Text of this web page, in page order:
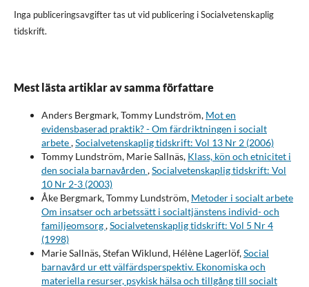
Inga publiceringsavgifter tas ut vid publicering i Socialvetenskaplig
tidskrift.
Mest lästa artiklar av samma författare
Anders Bergmark, Tommy Lundström, Mot en
evidensbaserad praktik? - Om färdriktningen i socialt
arbete,Socialvetenskaplig tidskrift: Vol 13 Nr 2 (2006)
Tommy Lundström, Marie Sallnäs, Klass, kön och etnicitet i
den sociala barnavården ,Socialvetenskaplig tidskrift: Vol
10 Nr 2-3 (2003)
Åke Bergmark, Tommy Lundström, Metoder i socialt arbete
Om insatser och arbetssätt i socialtjänstens individ- och
familjeomsorg,Socialvetenskaplig tidskrift: Vol 5 Nr 4
(1998)
Marie Sallnäs, Stefan Wiklund, Hélène Lagerlöf,Social
barnavård ur ett välfärdsperspektiv. Ekonomiska och
materiella resurser, psykisk hälsa och tillgång till socialt